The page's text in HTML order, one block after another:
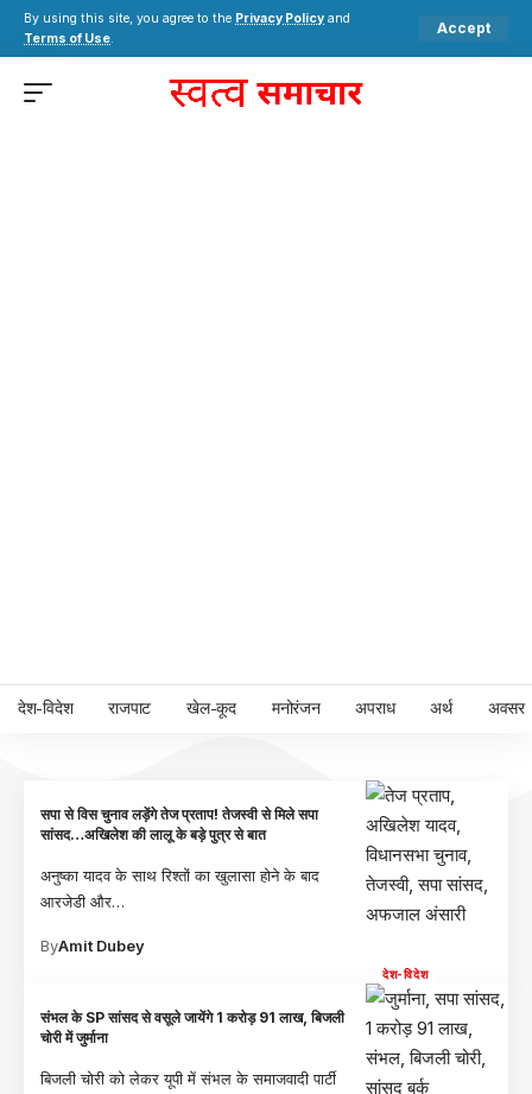
By using this site, you agree to the Privacy Policy and
Terms of Use.
Accept
देश-विदेश राजपाट खेल-कूद मनोरंजन अपराध अर्थ अवसर
देश-विदेश
सपा से विस चुनाव लड़ेंगे तेज प्रताप! तेजस्वी से मिले सपा
सांसद…अखिलेश की लालू के बड़े पुत्र से बात
अनुष्का यादव के साथ रिश्तों का खुलासा होने के बाद
आरजेडी और…
ByAmit Dubey
संभल के SP सांसद से वसूले जायेंगे 1 करोड़ 91 लाख, बिजली
चोरी में जुर्माना
बिजली चोरी को लेकर यूपी में संभल के समाजवादी पार्टी